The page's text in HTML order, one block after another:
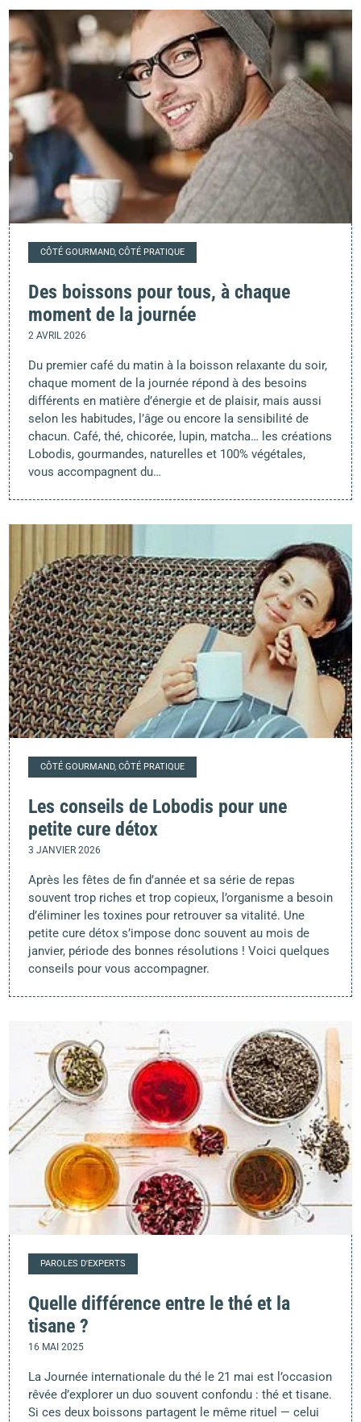
CÔTÉ GOURMAND, CÔTÉ PRATIQUE
Des boissons pour tous, à chaque
moment de la journée
2 AVRIL 2026
Du premier café du matin à la boisson relaxante du soir,
chaque moment de la journée répond à des besoins
différents en matière d’énergie et de plaisir, mais aussi
selon les habitudes, l’âge ou encore la sensibilité de
chacun. Café, thé, chicorée, lupin, matcha… les créations
Lobodis, gourmandes, naturelles et 100% végétales,
vous accompagnent du…
CÔTÉ GOURMAND, CÔTÉ PRATIQUE
Les conseils de Lobodis pour une
petite cure détox
3 JANVIER 2026
Après les fêtes de fin d’année et sa série de repas
souvent trop riches et trop copieux, l’organisme a besoin
d’éliminer les toxines pour retrouver sa vitalité. Une
petite cure détox s’impose donc souvent au mois de
janvier, période des bonnes résolutions ! Voici quelques
conseils pour vous accompagner.
PAROLES D'EXPERTS
Quelle différence entre le thé et la
tisane ?
16 MAI 2025
La Journée internationale du thé le 21 mai est l’occasion
rêvée d’explorer un duo souvent confondu : thé et tisane.
Si ces deux boissons partagent le même rituel — celui